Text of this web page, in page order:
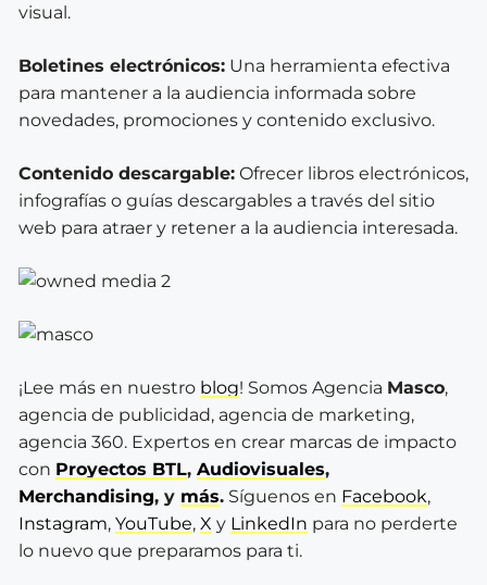
visual.
Boletines electrónicos: Una herramienta efectiva
para mantener a la audiencia informada sobre
novedades, promociones y contenido exclusivo.
Contenido descargable: Ofrecer libros electrónicos,
infografías o guías descargables a través del sitio
web para atraer y retener a la audiencia interesada.
¡Lee más en nuestro blog! Somos Agencia Masco,
agencia de publicidad, agencia de marketing,
agencia 360. Expertos en crear marcas de impacto
con Proyectos BTL, Audiovisuales,
Merchandising, y más. Síguenos en Facebook,
Instagram, YouTube, X y LinkedIn para no perderte
lo nuevo que preparamos para ti.